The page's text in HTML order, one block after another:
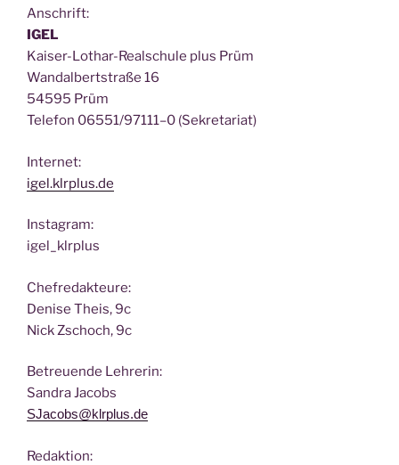
Anschrift:
IGEL
Kai­ser-Lothar-Real­schu­le plus Prüm
Wan­dal­bert­stra­ße 16
54595 Prüm
Tele­fon 06551/97111–0 (Sekre­ta­ri­at)
Inter­net:
igel.klrplus.de
Insta­gram:
igel_klrplus
Chef­re­dak­teu­re:
Deni­se Theis, 9c
Nick Zscho­ch, 9c
Betreu­en­de Lehrerin:
San­dra Jacobs
SJacobs@klrplus.de
Redak­ti­on: